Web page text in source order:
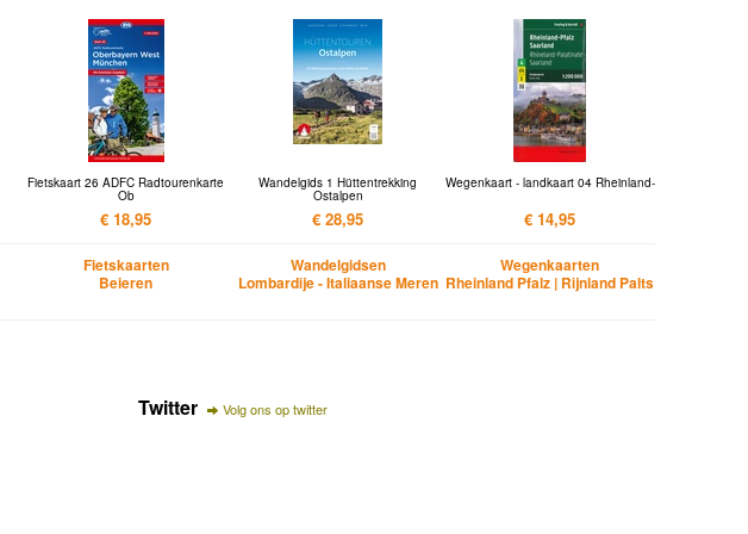
Fietskaart 26 ADFC Radtourenkarte
Ob
€ 18,95
Fietskaarten
Beieren
Wandelgids 1 Hüttentrekking
Ostalpen
€ 28,95
Wandelgidsen
Lombardije - Italiaanse Meren
Wegenkaart - landkaart 04 Rheinland-
€ 14,95
Wegenkaarten
Rheinland Pfalz | Rijnland Palts
Twitter Volg ons op twitter